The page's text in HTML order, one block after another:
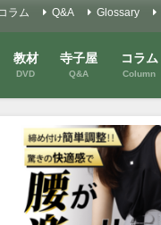
コラム Q&A Glossary
教材
DVD
寺子屋
Q&A
コラム
Column
コラム
ミントンを考えるコラム
「練習の工夫」を考える④